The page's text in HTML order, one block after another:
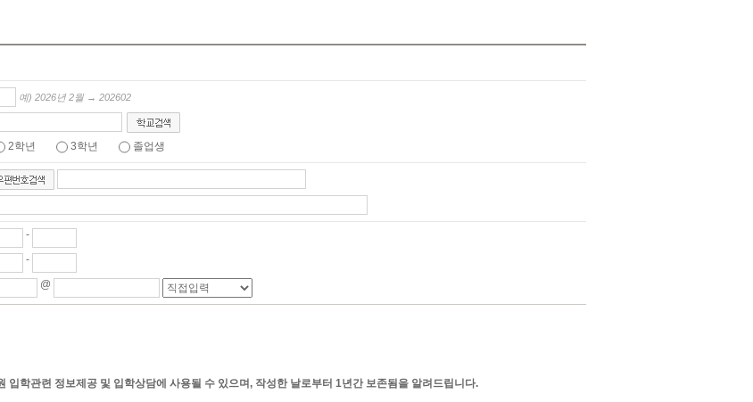
예) 2026년 2월 → 202602
2학년 3학년 졸업생
-
-
@
입학관련 정보제공 및 입학상담에 사용될 수 있으며, 작성한 날로부터 1년간 보존됨을 알려드립니다.